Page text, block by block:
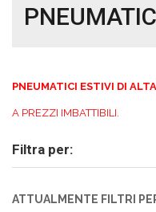
PNEUMATICI ESTIVI DI
A PREZZI IMBATTIBILI.
Filtra per:
ATTUALMENTE FILTRI